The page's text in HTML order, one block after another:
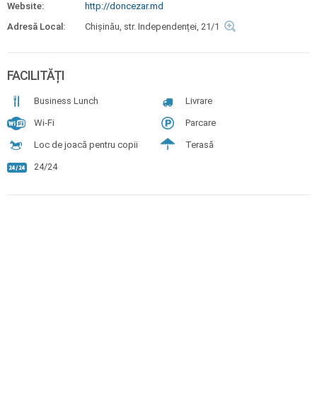
Website:
http://doncezar.md
Adresă Local:
Chişinău, str. Independenței, 21/1
FACILITĂȚI
Business Lunch Livrare
Wi-Fi Parcare
Loc de joacă pentru copii Terasă
24/24